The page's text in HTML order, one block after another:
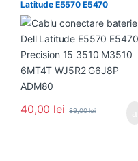
Latitude E5570 E5470
Precision 15 3510 M3510
6MT4T WJ5R2 G6J8P ADM80
40,00 lei 89,00lei